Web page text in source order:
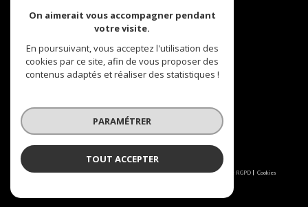
nous
suivre
adhérons
© 2026 | Tous droits réservés | Traduction powered by Google |
Nos honoraires
Plan du site Mentions légales Admin Partenaires Politique RGPD Cookies
On aimerait vous accompagner pendant
votre visite.
En poursuivant, vous acceptez l'utilisation des
cookies par ce site, afin de vous proposer des
contenus adaptés et réaliser des statistiques !
PARAMÉTRER
TOUT ACCEPTER